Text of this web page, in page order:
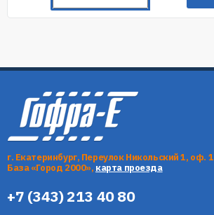
г. Екатеринбург, Переулок Никольский 1, оф. 1
База «Город 2000», карта проезда
+7 (343) 213 40 80